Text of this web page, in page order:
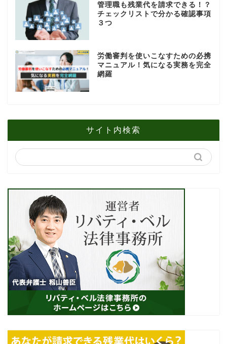
管理職も残業代を請求できる！？
チェックリストで分かる確認事項
３つ
労働審判を使いこなすための必携
マニュアル！気になる実務を完全
網羅
サイト内検索